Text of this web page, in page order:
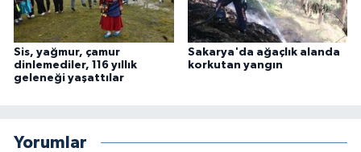
Sis, yağmur, çamur
dinlemediler, 116 yıllık
geleneği yaşattılar
Sakarya'da ağaçlık alanda
korkutan yangın
Yorumlar